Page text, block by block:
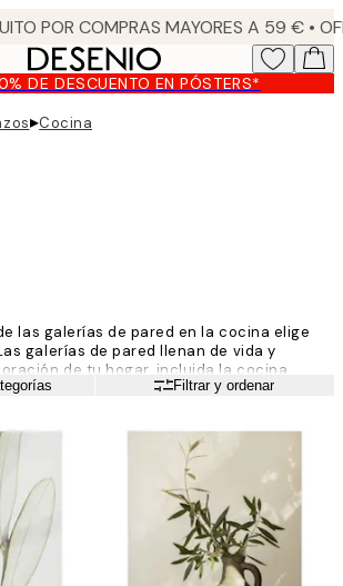
DE DESCUENTO EN PÓSTERS*
▸Cocina
las galerías de pared en la cocina elige
galerías de pared llenan de vida y
de tu hogar, incluida la cocina.
variedad de cuadros en lienzo de
o frutas favoritas, seguro que las
a decorar la cocina!
Filtrar y ordenar